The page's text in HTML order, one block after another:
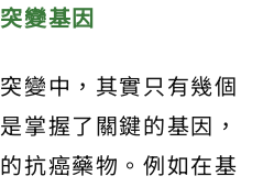
變基因
變中，其實只有幾個
掌握了關鍵的基因，
抗癌藥物。例如在基